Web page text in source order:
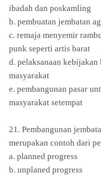
ibadah dan poskamling
b. pembuatan jembatan
c. remaja menyemir
punk seperti artis barat
d. pelaksanaan
masyarakat
e. pembangunan pasar
masyarakat setempat
21. Pembangunan
merupakan contoh dari
a. planned progress
b. unplaned progress